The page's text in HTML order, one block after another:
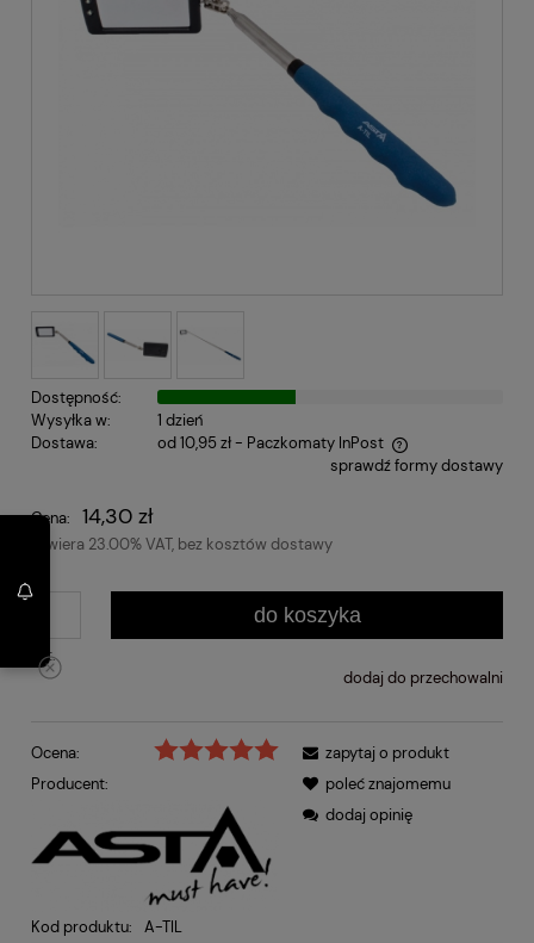
Dostępność:
Wysyłka w:
1 dzień
Dostawa:
od 10,95 zł - Paczkomaty InPost
Cena nie zawiera ewentualnych kosztów płatnościsprawdź formy dostawy
Cena: 14,30 zł
zawiera 23.00% VAT, bez kosztów dostawy
szt.
do koszyka
dodaj do przechowalni
Ocena:
Producent:
Kod produktu: A-TIL
zapytaj o produkt
poleć znajomemu
dodaj opinię